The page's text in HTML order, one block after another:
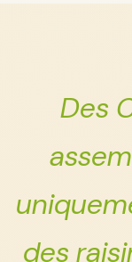
Des
des